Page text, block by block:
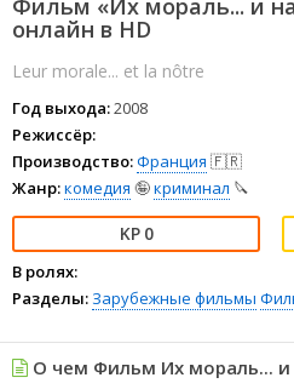
Фильм «Их мораль... и
онлайн в HD
Leur morale... et la nôtre
Год выхода:2008
Режиссёр:
Производство:Франция 🇫🇷
Жанр:комедия 🤪криминал 🔪
0
В ролях:
Разделы: Зарубежные фильмы
О чем Фильм Их мораль...